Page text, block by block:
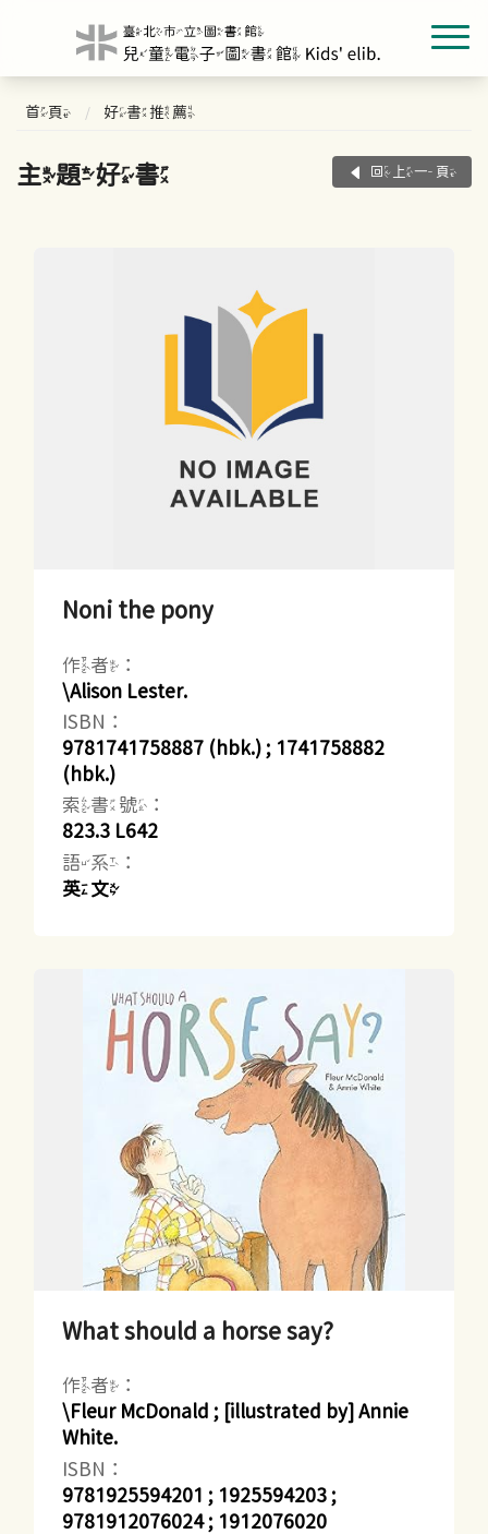
首頁 好書推薦
主題好書 回上一頁
Noni the pony
作者：
\Alison Lester.
ISBN：
9781741758887 (hbk.) ; 1741758882
(hbk.)
索書號：
823.3 L642
語系：
英文
What should a horse say?
作者：
\Fleur McDonald ; [illustrated by] Annie
White.
ISBN：
9781925594201 ; 1925594203 ;
9781912076024 ; 1912076020